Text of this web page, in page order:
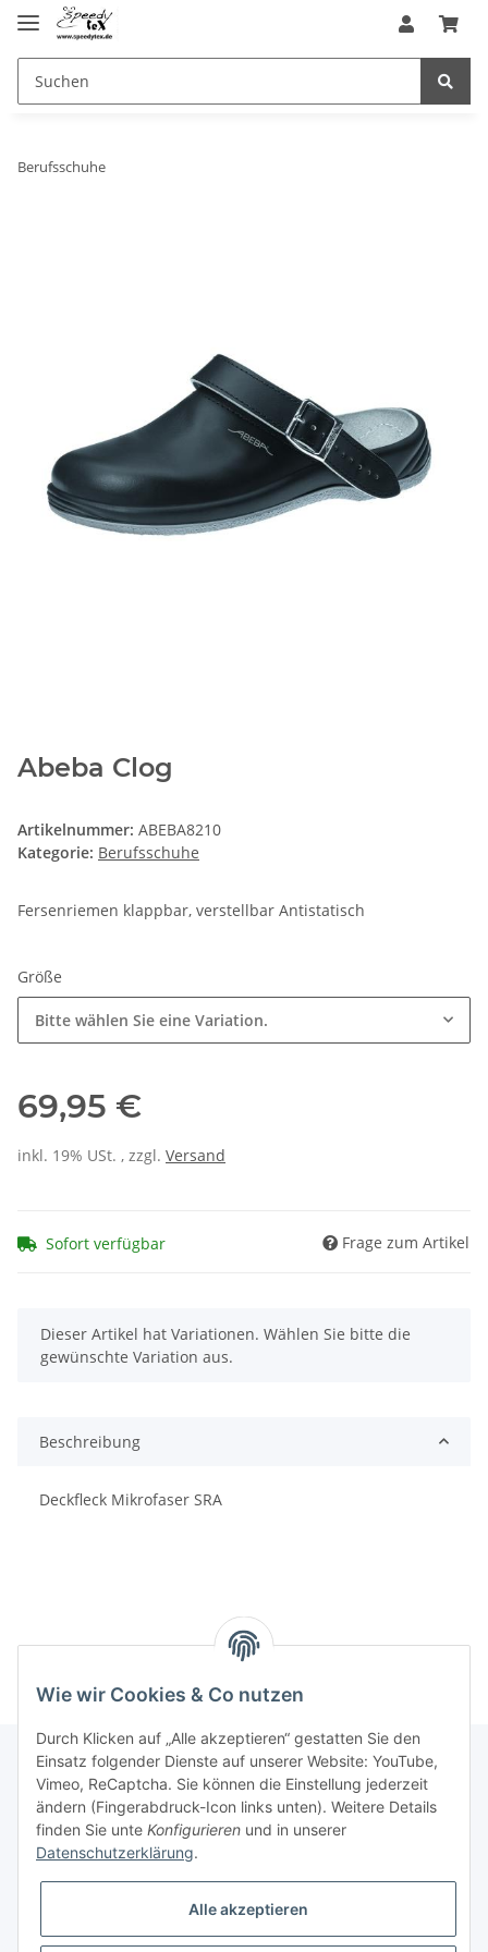
Berufsschuhe
Abeba Clog
Artikelnummer: ABEBA8210
Kategorie: Berufsschuhe
Fersenriemen klappbar, verstellbar Antistatisch
Größe
Bitte wählen Sie eine Variation.
69,95 €
inkl. 19% USt. , zzgl. Versand
Sofort verfügbar Frage zum Artikel
x
Dieser Artikel hat Variationen. Wählen Sie bitte die
gewünschte Variation aus.
Beschreibung
Deckfleck Mikrofaser SRA
Informationen
Gesetzliche Informationen
Wie wir Cookies & Co nutzen
Durch Klicken auf „Alle akzeptieren“ gestatten Sie den
Einsatz folgender Dienste auf unserer Website: YouTube,
Vimeo, ReCaptcha. Sie können die Einstellung jederzeit
ändern (Fingerabdruck-Icon links unten). Weitere Details
finden Sie unte Konfigurieren und in unserer
Datenschutzerklärung.
Alle akzeptieren